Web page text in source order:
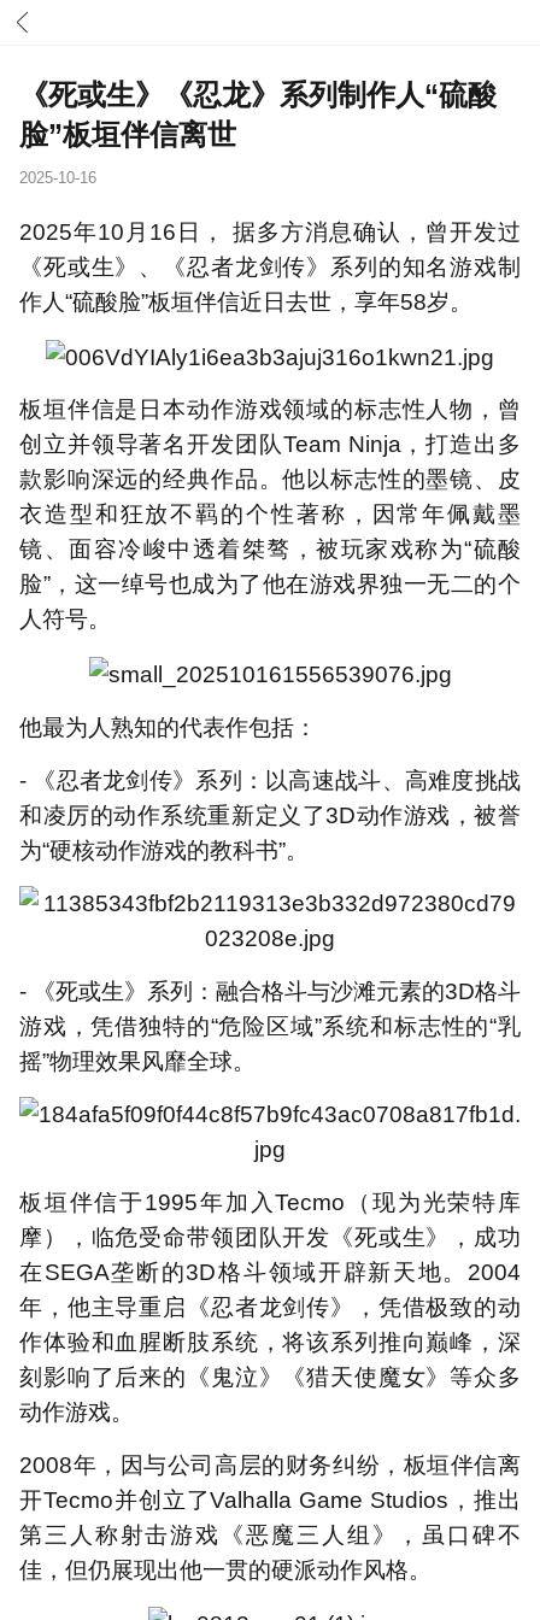
《死或生》《忍龙》系列制作人“硫酸
脸”板垣伴信离世
2025-10-16
2025年10月16日， 据多方消息确认，曾开发过
《死或生》、《忍者龙剑传》系列的知名游戏制
作人“硫酸脸”板垣伴信近日去世，享年58岁。
板垣伴信是日本动作游戏领域的标志性人物，曾
创立并领导著名开发团队Team Ninja，打造出多
款影响深远的经典作品。他以标志性的墨镜、皮
衣造型和狂放不羁的个性著称，因常年佩戴墨
镜、面容冷峻中透着桀骜，被玩家戏称为“硫酸
脸”，这一绰号也成为了他在游戏界独一无二的个
人符号。
他最为人熟知的代表作包括：
- 《忍者龙剑传》系列：以高速战斗、高难度挑战
和凌厉的动作系统重新定义了3D动作游戏，被誉
为“硬核动作游戏的教科书”。
- 《死或生》系列：融合格斗与沙滩元素的3D格斗
游戏，凭借独特的“危险区域”系统和标志性的“乳
摇”物理效果风靡全球。
板垣伴信于1995年加入Tecmo（现为光荣特库
摩），临危受命带领团队开发《死或生》，成功
在SEGA垄断的3D格斗领域开辟新天地。2004
年，他主导重启《忍者龙剑传》，凭借极致的动
作体验和血腥断肢系统，将该系列推向巅峰，深
刻影响了后来的《鬼泣》《猎天使魔女》等众多
动作游戏。
2008年，因与公司高层的财务纠纷，板垣伴信离
开Tecmo并创立了Valhalla Game Studios，推出
第三人称射击游戏《恶魔三人组》，虽口碑不
佳，但仍展现出他一贯的硬派动作风格。